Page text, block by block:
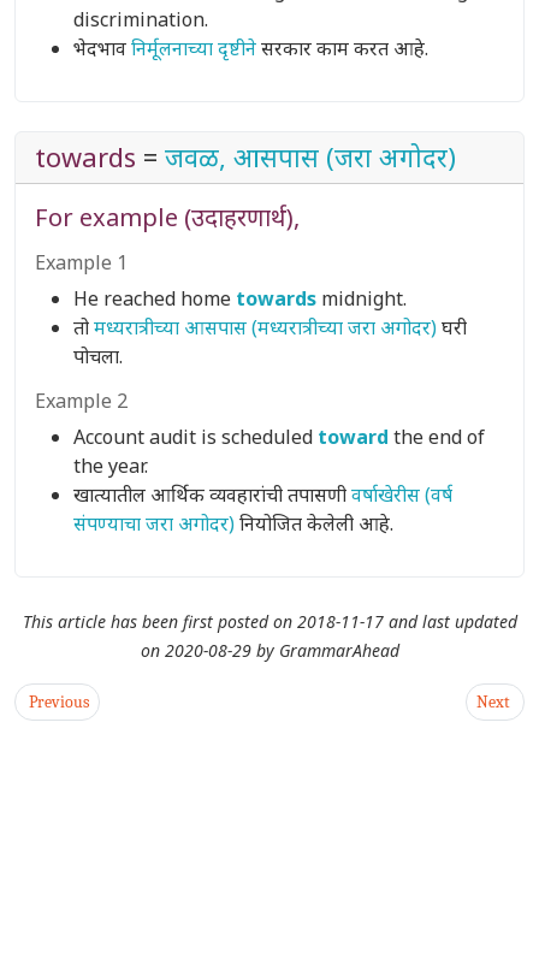
discrimination.
भेदभावनिर्मूलनाच्या दृष्टीनेसरकार काम करत आहे.
towards = जवळ, आसपास (जरा अगोदर)
For example (उदाहरणार्थ),
Example 1
He reached home towards midnight.
तोमध्यरात्रीच्या आसपास (मध्यरात्रीच्या जरा अगोदर)घरी
पोचला.
Example 2
Account audit is scheduled toward the end of
the year.
खात्यातील आर्थिक व्यवहारांची तपासणीवर्षाखेरीस (वर्ष
संपण्याचा जरा अगोदर)नियोजित केलेली आहे.
This article has been first posted on 2018-11-17 and last updated
on 2020-08-29by GrammarAhead
Previous Next